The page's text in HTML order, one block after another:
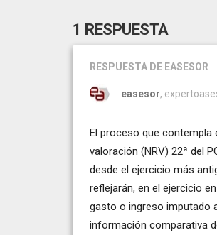
1 RESPUESTA
RESPUESTA DE EASESOR
easesor,
El proceso que contempla
valoración (NRV) 22ª del
desde el ejercicio más
reflejarán, en el ejercicio
gasto o ingreso imputado
información comparativa